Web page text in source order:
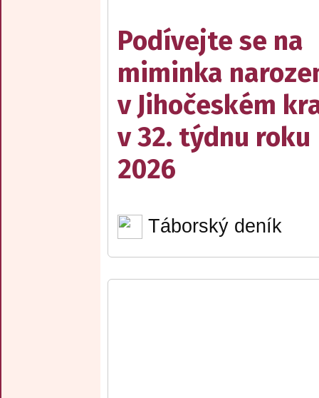
Podívejte se na
miminka
v Jihočeském
v 32. týdnu roku
2026
Táborský deník